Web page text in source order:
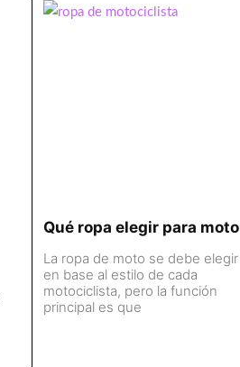
Qué ropa elegir para moto
La ropa de moto se debe elegir
en base al estilo de cada
motociclista, pero la función
principal es que